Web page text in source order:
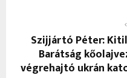
Szijjártó Péter:
Barátság
végrehajtó ukrán